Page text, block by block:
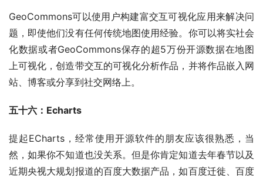
GeoCommons可以使用户构建富交互可视化应用来解决问
题，即使他们没有任何传统地图使用经验。你可以将实社会
化数据或者GeoCommons保存的超5万份开源数据在地图
上可视化，创造带交互的可视化分析作品，并将作品嵌入网
站、博客或分享到社交网络上。
五十六：Echarts
提起ECharts，经常使用开源软件的朋友应该很熟悉，当
然，如果你不知道也没关系。但是你肯定知道去年春节以及
近期央视大规划报道的百度大数据产品，如百度迁徙、百度